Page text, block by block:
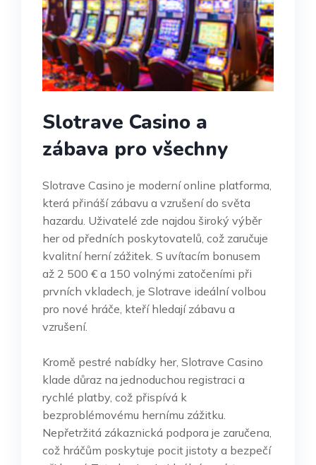
Slotrave Casino a
zábava pro všechny
Slotrave Casino je moderní online platforma,
která přináší zábavu a vzrušení do světa
hazardu. Uživatelé zde najdou široký výběr
her od předních poskytovatelů, což zaručuje
kvalitní herní zážitek. S uvítacím bonusem
až 2 500 € a 150 volnými zatočeními při
prvních vkladech, je Slotrave ideální volbou
pro nové hráče, kteří hledají zábavu a
vzrušení.
Kromě pestré nabídky her, Slotrave Casino
klade důraz na jednoduchou registraci a
rychlé platby, což přispívá k
bezproblémovému hernímu zážitku.
Nepřetržitá zákaznická podpora je zaručena,
což hráčům poskytuje pocit jistoty a bezpečí